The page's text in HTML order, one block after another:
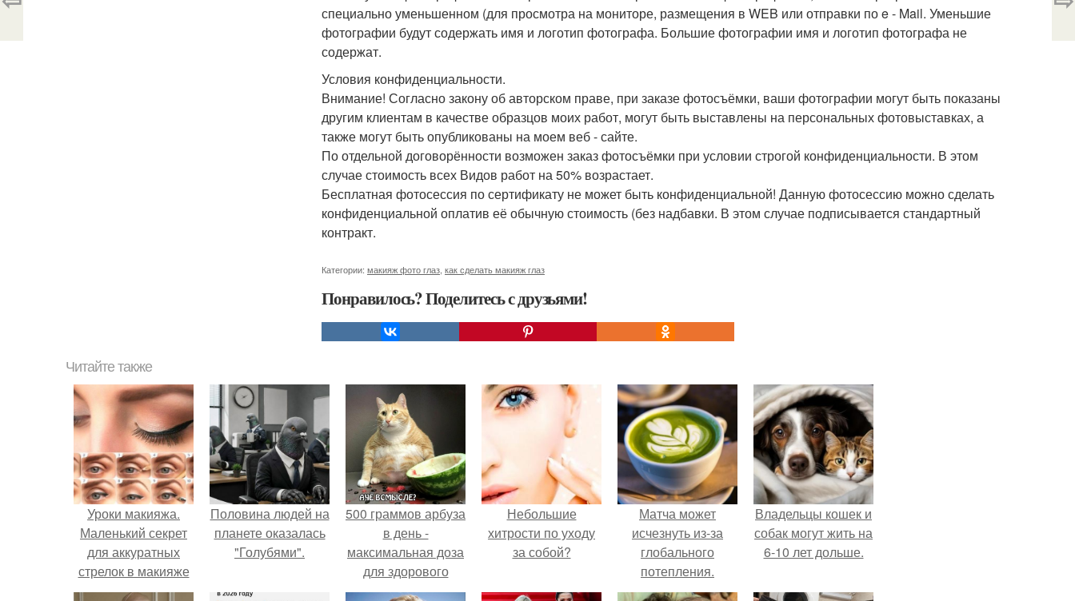
специально уменьшенном (для просмотра на мониторе, размещения в WEB или отправки по e - Mail. Уменьшие
фотографии будут содержать имя и логотип фотографа. Большие фотографии имя и логотип фотографа не
содержат.
Условия конфиденциальности.
Внимание! Согласно закону об авторском праве, при заказе фотосъёмки, ваши фотографии могут быть показаны
другим клиентам в качестве образцов моих работ, могут быть выставлены на персональных фотовыставках, а
также могут быть опубликованы на моем веб - сайте.
По отдельной договорённости возможен заказ фотосъёмки при условии строгой конфиденциальности. В этом
случае стоимость всех Видов работ на 50% возрастает.
Бесплатная фотосессия по сертификату не может быть конфиденциальной! Данную фотосессию можно сделать
конфиденциальной оплатив её обычную стоимость (без надбавки. В этом случае подписывается стандартный
контракт.
Категории: макияж фото глаз как сделать макияж глаз
Понравилось? Поделитесь с друзьями!
Читайте также
Уроки макияжа.
Маленький секрет
для аккуратных
стрелок в макияже
глаз.
Половина людей на
планете оказалась
"Голубями".
500 граммов арбуза
в день -
максимальная доза
для здорового
взрослого,
Небольшие
хитрости по уходу
за собой?
Матча может
исчезнуть из-за
глобального
потепления.
Владельцы кошек и
собак могут жить на
6-10 лет дольше.